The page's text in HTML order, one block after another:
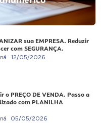
sua EMPRESA. Reduzir
com SEGURANÇA.
12/05/2026
o PREÇO DE VENDA. Passo a
com PLANILHA
05/05/2026